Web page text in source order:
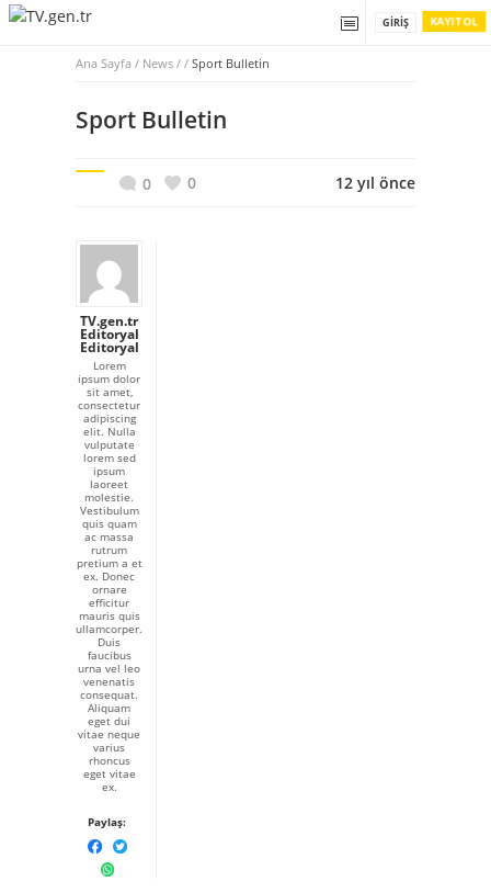
KAYIT OL
GIRIŞ
Ana Sayfa / News / / Sport Bulletin
Sport Bulletin
0 0 12 yıl önce
TV.gen.tr
Editoryal
Editoryal
Lorem
ipsum dolor
sit amet,
consectetur
adipiscing
elit. Nulla
vulputate
lorem sed
ipsum
laoreet
molestie.
Vestibulum
quis quam
ac massa
rutrum
pretium a et
ex. Donec
ornare
efficitur
mauris quis
ullamcorper.
Duis
faucibus
urna vel leo
venenatis
consequat.
Aliquam
eget dui
vitae neque
varius
rhoncus
eget vitae
ex.
Paylaş: